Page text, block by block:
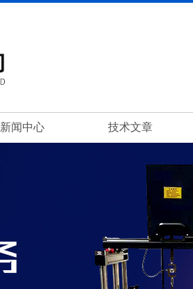
新闻中心 技术文章